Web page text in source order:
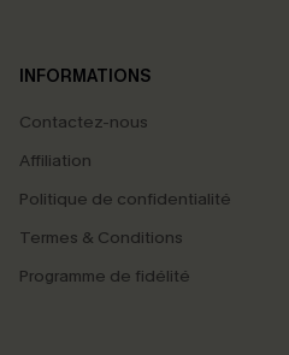
INFORMATIONS
Contactez-nous
Affiliation
Politique de confidentialité
Termes & Conditions
Programme de fidélité